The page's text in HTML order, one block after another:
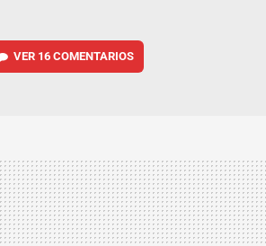
VER 16 COMENTARIOS